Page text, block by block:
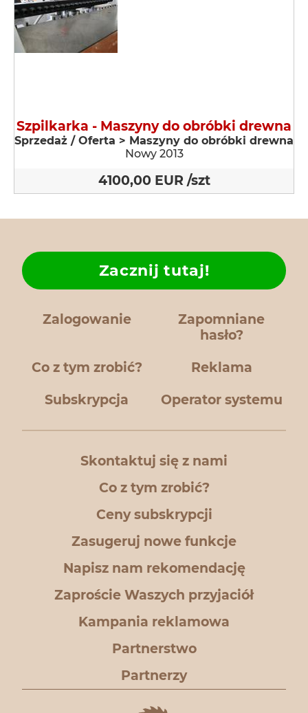
Szpilkarka - Maszyny do obróbki drewna
Sprzedaż / Oferta > Maszyny do obróbki drewna
Nowy 2013
4100,00 EUR /szt
Zalogowanie
Zapomniane
hasło?
Co z tym zrobić?
Zacznij tutaj!
Reklama
Subskrypcja Operator systemu
Skontaktuj się z nami
Co z tym zrobić?
Ceny subskrypcji
Zasugeruj nowe funkcje
Napisz nam rekomendację
Zaproście Waszych przyjaciół
Kampania reklamowa
Partnerstwo
Partnerzy